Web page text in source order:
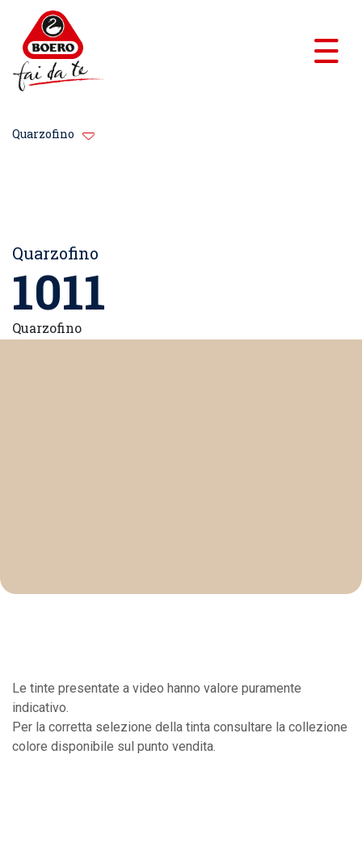
Quarzofino
Quarzofino
1011
Quarzofino
Le tinte presentate a video hanno valore puramente
indicativo.
Per la corretta selezione della tinta consultare la collezione
colore disponibile sul punto vendita.